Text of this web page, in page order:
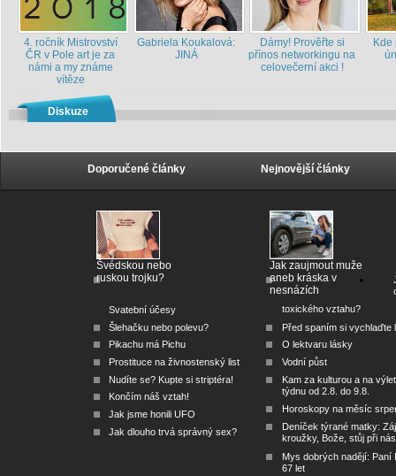
4. ročník Mistrovství
ČR v Pole art je za
námi a my známe
vítěze
Gabriela Koukalová:
JINÁ
Dámy! Prověřte si
přínos networkingu na
celovečerní akci !
Kde
Diskuze
Doporučené články
Švédskou nebo
ruskou trojku?
Svatební účesy
Šlehačku nebo polevu?
Pikachu má Pichu
Prostituce na živnostenský list
Nudíte se? Kupte si striptéra!
Končím náš vztah!
Jak jsme honili UFO
Jak dlouho trvá správný sex?
Nejnovější články
Jak zaujmout muže
aneb kráska v
nesnázích
toxického vztahu?
Před spaním si vychlaďte
O lektvaru lásky
Vodní půst
Kam za kulturou a na
týdnu od 2.8. do 9.8.
Horoskopy na měsíc
Deníček týrané matky:
kroužky, Bože, stůj při nás
Mys dobrých nadějí: Paní
67 let